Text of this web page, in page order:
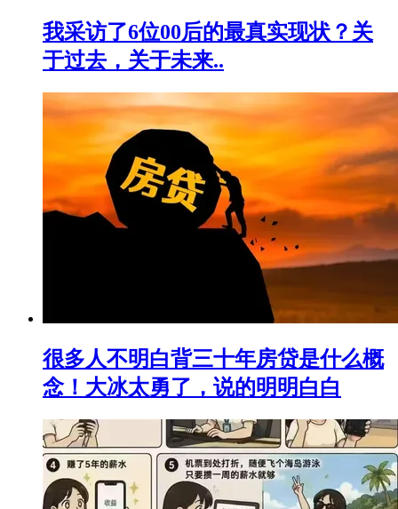
我采访了6位00后的最真实现状？关
于过去，关于未来..
很多人不明白背三十年房贷是什么概
念！大冰太勇了，说的明明白白